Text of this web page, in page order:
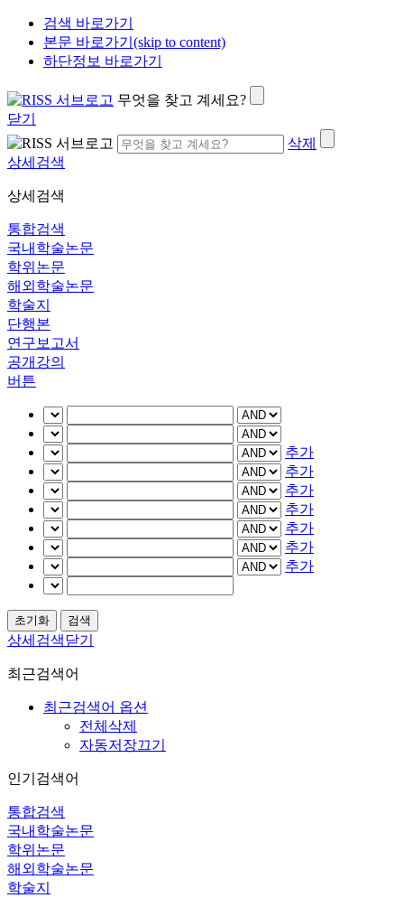
검색 바로가기
본문 바로가기(skip to content)
하단정보 바로가기
무엇을 찾고 계세요?
닫기
삭제
상세검색
상세검색
통합검색
국내학술논문
학위논문
해외학술논문
학술지
단행본
연구보고서
공개강의
버튼
추가
추가
추가
추가
추가
추가
추가
상세검색닫기
최근검색어
최근검색어 옵션
전체삭제
자동저장끄기
인기검색어
통합검색
국내학술논문
학위논문
해외학술논문
학술지